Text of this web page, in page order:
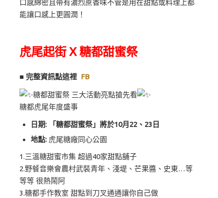
口感綿密且帶有濃烈蔗香味不管是用在甜點或料理上都
能讓口感上更圓潤！
虎尾起街 X 糖都甜蜜祭
■ 完整資訊點這裡 FB
糖都甜蜜祭 三大活動亮點搶先看
糖都虎尾年度盛事
日期: 「糖都甜蜜祭」將於10月22、23日
地點:虎尾糖廠同心公園
1.三溫糖甜蜜市集 超過40家甜點舖子
2.野餐音樂會農村武裝青年、淺堤、芒果醬、史東…等
等等 很熱鬧阿
3.糖都手作教室 甜點到刀叉通通讓你自己做